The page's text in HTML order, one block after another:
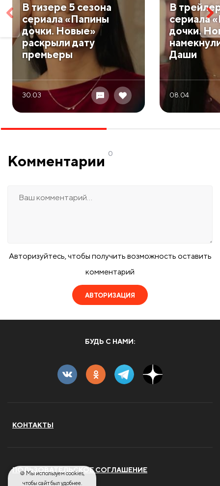
В тизере 5 сезона
сериала «Папины
дочки. Новые»
раскрыли дату
премьеры
30.03
В
сериала
дочки.
Даши
08.04
Комментарии 0
Авторизуйтесь, чтобы получить возможность оставить
комментарий
АВТОРИЗАЦИЯ
БУДЬ С НАМИ:
КОНТАКТЫ
ПОЛЬЗОВАТЕЛЬСКОЕ СОГЛАШЕНИЕ
🍪 Мы используем cookies,
чтобы сайт был удобнее.